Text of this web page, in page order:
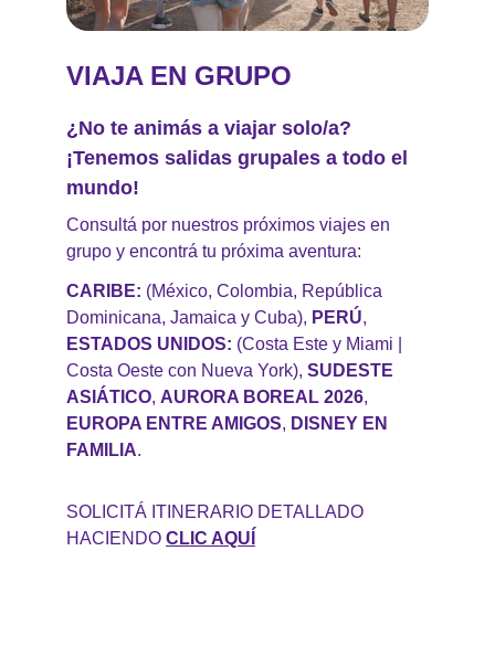
VIAJA EN GRUPO
¿No te animás a viajar solo/a?
¡Tenemos salidas grupales a todo el
mundo!
Consultá por nuestros próximos viajes en
grupo y encontrá tu próxima aventura:
CARIBE: (México, Colombia, República
Dominicana, Jamaica y Cuba), PERÚ,
ESTADOS UNIDOS: (Costa Este y Miami |
Costa Oeste con Nueva York), SUDESTE
ASIÁTICO, AURORA BOREAL 2026,
EUROPA ENTRE AMIGOS, DISNEY EN
FAMILIA.
SOLICITÁ ITINERARIO DETALLADO
HACIENDO CLIC AQU